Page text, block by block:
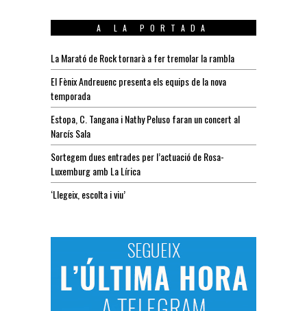
A LA PORTADA
La Marató de Rock tornarà a fer tremolar la rambla
El Fènix Andreuenc presenta els equips de la nova
temporada
Estopa, C. Tangana i Nathy Peluso faran un concert al
Narcís Sala
Sortegem dues entrades per l’actuació de Rosa-
Luxemburg amb La Lírica
‘Llegeix, escolta i viu’